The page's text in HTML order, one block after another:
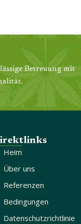
Betreuung mit
Heim
Über uns
Referenzen
Bedingungen
Datenschutzrichtlinie